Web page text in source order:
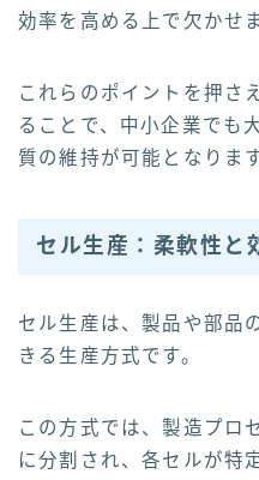
効率を高める上で欠かせ
これらのポイントを押さ
ることで、中小企業でも
質の維持が可能となります
セル生産：柔軟性と
セル生産は、製品や部品
きる生産方式です。
この方式では、製造プロ
に分割され、各セルが特